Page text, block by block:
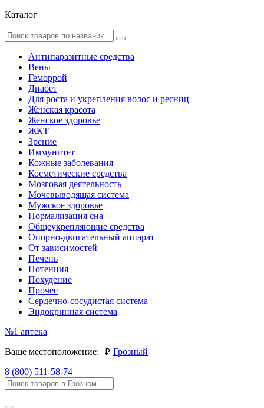
Каталог
Антипаразитные средства
Вены
Геморрой
Диабет
Для роста и укрепления волос и ресниц
Женская красота
Женское здоровье
ЖКТ
Зрение
Иммунитет
Кожные заболевания
Косметические средства
Мозговая деятельность
Мочевыводящая система
Мужское здоровье
Нормализация сна
Общеукрепляющие средства
Опорно-двигательный аппарат
От зависимостей
Печень
Потенция
Похудение
Прочее
Сердечно-сосудистая система
Эндокринная система
№1 аптека
Ваше местоположение:
руб. Грозный
8 (800) 511-58-74